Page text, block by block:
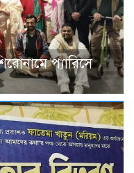
প্যারিসে